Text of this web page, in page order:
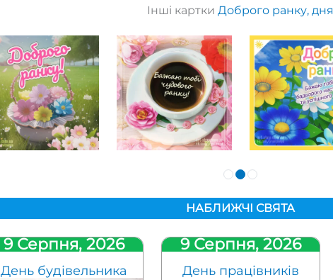
Інші карткиДоброго ранку, дня
НАБЛИЖЧІ СВЯТА
9 Серпня, 2026
День будівельника
9 Серпня, 2026
День працівників